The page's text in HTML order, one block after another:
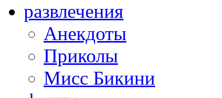
развлечения
Анекдоты
Приколы
Мисс Бикини